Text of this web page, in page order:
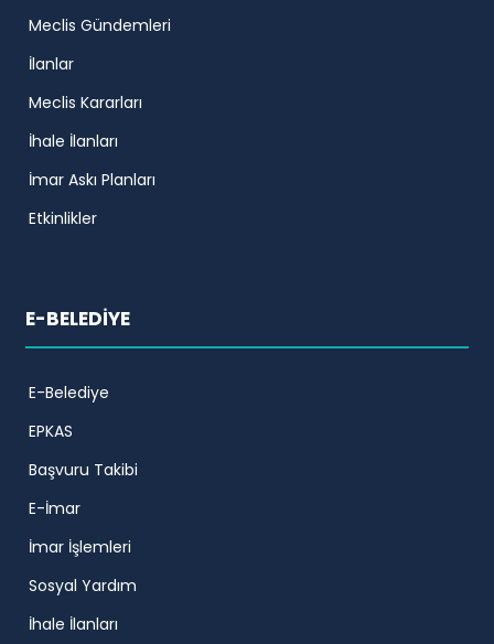
Meclis Gündemleri
İlanlar
Meclis Kararları
İhale İlanları
İmar Askı Planları
Etkinlikler
E-BELEDİYE
E-Belediye
EPKAS
Başvuru Takibi
E-İmar
İmar İşlemleri
Sosyal Yardım
İhale İlanları